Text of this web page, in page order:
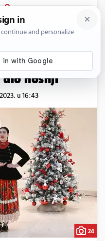
PRIJAVA
Komentari
su uz
nošnji
u 16:43
24